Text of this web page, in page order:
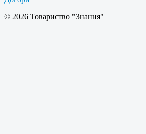
© 2026 Товариство "Знання"